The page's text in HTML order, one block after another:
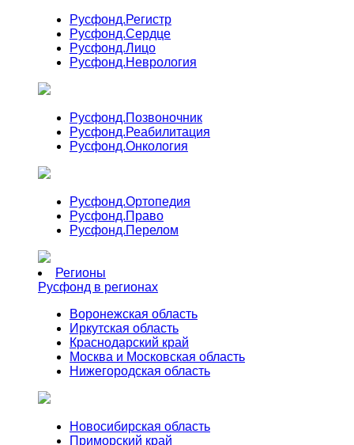
Русфонд.Регистр
Русфонд.Сердце
Русфонд.Лицо
Русфонд.Неврология
Русфонд.Позвоночник
Русфонд.Реабилитация
Русфонд.Онкология
Русфонд.Ортопедия
Русфонд.Право
Русфонд.Перелом
Регионы
Русфонд в регионах
Воронежская область
Иркутская область
Краснодарский край
Москва и Московская область
Нижегородская область
Новосибирская область
Приморский край